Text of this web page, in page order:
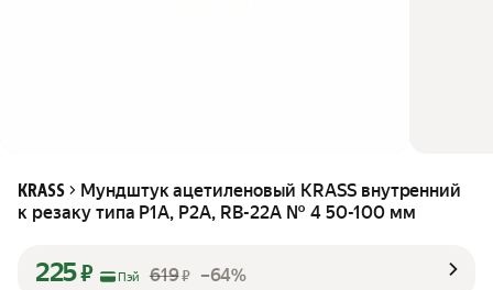
KRASS
Мундштук ацетиленовый KRASS внутренний
к резаку типа Р1А, Р2А, RB-22А № 4 50-100 мм
225₽ Пэй 619₽ –64%